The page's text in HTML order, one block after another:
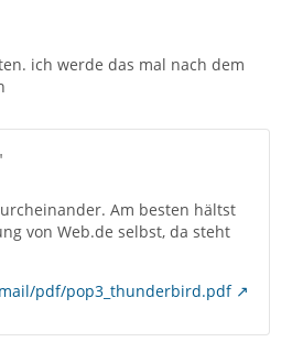
ich werde das mal nach dem
Am besten hältst
von Web.de selbst, da steht
pdf/pop3_thunderbird.pdf